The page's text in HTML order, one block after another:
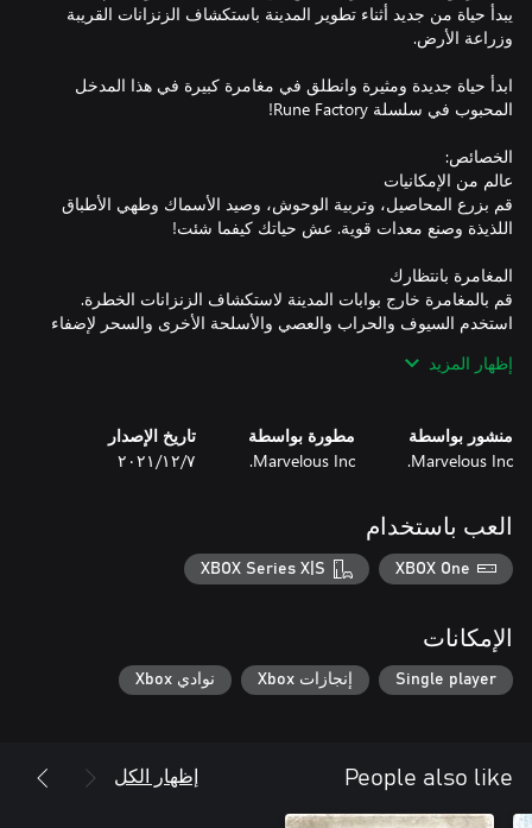
يبدأ حياة من جديد أثناء تطوير المدينة باستكشاف الزنزانات القريبة
ابدأ حياة جديدة ومثيرة وانطلق في مغامرة كبيرة في هذا المدخل
قم بزرع المحاصيل، وتربية الوحوش، وصيد الأسماك وطهي الأطباق
قم بالمغامرة خارج بوابات المدينة لاستكشاف الزنزانات الخطرة.
استخدم السيوف والحراب والعصي والأسلحة الأخرى والسحر لإضفاء
الوحوش الهائلة في الزنزانات المليئة بالفخاخ. ادعُ سكان المدينة،
كونوا أصدقاء (أو أكثر من أصدقاء) مع مجموعة شخصيات ساحرة
العب من خلال معايشة قصة ذات طابع خاص إلى جانب زوجتك في
اللعبة، وتسلسل افتتاح محدث.
إظهار المزيد
منشور بواسطة
Marvelous Inc.
مطورة بواسطة
Marvelous Inc.
تاريخ الإصدار
٧‏/١٢‏/٢٠٢١
العب باستخدام
XBOX One
XBOX Series X|S
الإمكانات
Single player إنجازات Xbox نوادي Xbox
People also like إظهار الكل